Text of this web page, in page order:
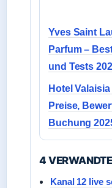
Yves Saint
Parfum –
und Tests
Hotel
Preise,
Buchung
4
Kanal 12 live